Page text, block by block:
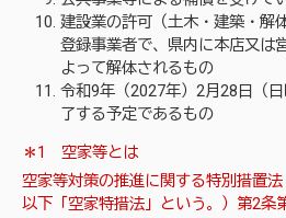
建設業の許可（土木・建築・解
登録事業者で、県内に本店又は
よって解体されるもの
令和9年（2027年）2月28日（
了する予定であるもの
＊1 空家等とは
空家等対策の推進に関する特別措置法
以下「空家特措法」という。）第2条